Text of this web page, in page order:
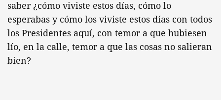
saber ¿cómo viviste estos días, cómo lo
esperabas y cómo los viviste estos días con todos
los Presidentes aquí, con temor a que hubiesen
lío, en la calle, temor a que las cosas no salieran
bien?